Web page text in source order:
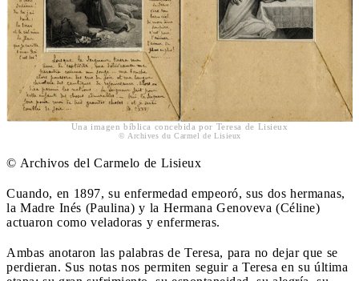
Una imagen bíblica concebida por Teresa de Lisieux
© Archives du Carmel de Lisieux
© Archivos del Carmelo de Lisieux
Cuando, en 1897, su enfermedad empeoró, sus dos hermanas,
la Madre Inés (Paulina) y la Hermana Genoveva (Céline)
actuaron como veladoras y enfermeras.
Ambas anotaron las palabras de Teresa, para no dejar que se
perdieran. Sus notas nos permiten seguir a Teresa en su última